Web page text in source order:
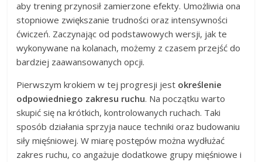
aby trening przynosił zamierzone efekty. Umożliwia ona
stopniowe zwiększanie trudności oraz intensywności
ćwiczeń. Zaczynając od podstawowych wersji, jak te
wykonywane na kolanach, możemy z czasem przejść do
bardziej zaawansowanych opcji.
Pierwszym krokiem w tej progresji jest określenie
odpowiedniego zakresu ruchu. Na początku warto
skupić się na krótkich, kontrolowanych ruchach. Taki
sposób działania sprzyja nauce techniki oraz budowaniu
siły mięśniowej. W miarę postępów można wydłużać
zakres ruchu, co angażuje dodatkowe grupy mięśniowe i